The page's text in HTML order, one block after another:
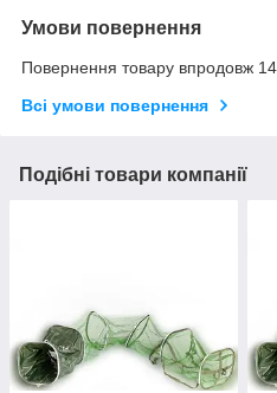
Умови повернення
Повернення товару впродовж
Всі умови повернення
Подібні товари компанії